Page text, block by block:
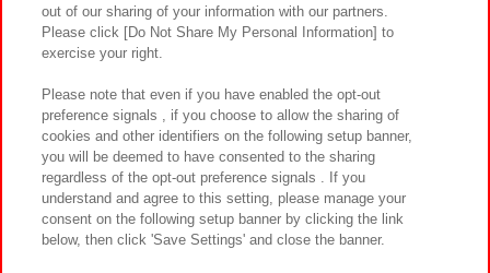
プライバシーポリシー ウェブアクセシビリティ方針と検証結果
お取引先さまとともに
カスタマーハラスメント対応方針 よくあるご質問・お問い合わせ
©Bandai Namco Amusement Inc.
out of our sharing of your information with our partners.
Please click [Do Not Share My Personal Information] to
exercise your right.
Please note that even if you have enabled the opt-out
preference signals , if you choose to allow the sharing of
cookies and other identifiers on the following setup banner,
you will be deemed to have consented to the sharing
regardless of the opt-out preference signals . If you
understand and agree to this setting, please manage your
consent on the following setup banner by clicking the link
below, then click 'Save Settings' and close the banner.